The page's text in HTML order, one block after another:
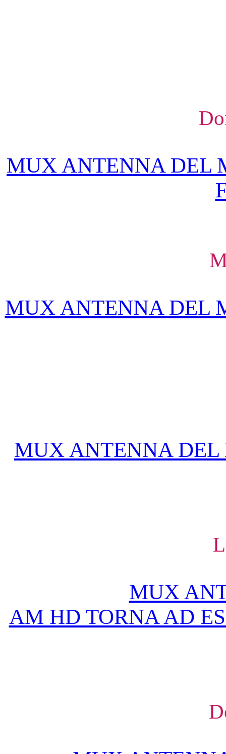
MUX ANTENNA DEL
MUX ANTENNA DEL
MUX ANTENNA DEL
MUX
AM HD TORNA AD